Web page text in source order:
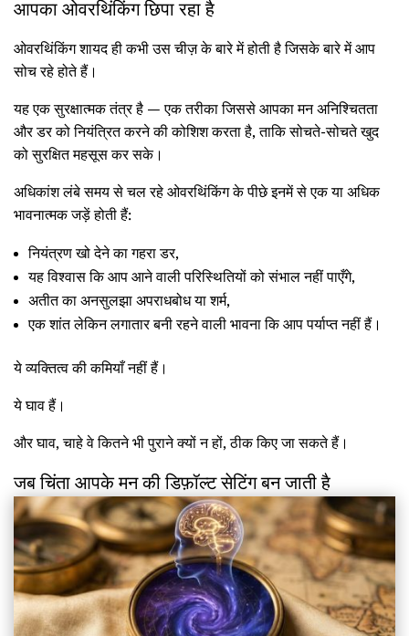
आपका ओवरथिंकिंग छिपा रहा है
ओवरथिंकिंग शायद ही कभी उस चीज़ के बारे में होती है जिसके बारे में आप
सोच रहे होते हैं।
यह एक सुरक्षात्मक तंत्र है — एक तरीका जिससे आपका मन अनिश्चितता
और डर को नियंत्रित करने की कोशिश करता है, ताकि सोचते-सोचते खुद
को सुरक्षित महसूस कर सके।
अधिकांश लंबे समय से चल रहे ओवरथिंकिंग के पीछे इनमें से एक या अधिक
भावनात्मक जड़ें होती हैं:
नियंत्रण खो देने का गहरा डर,
यह विश्वास कि आप आने वाली परिस्थितियों को संभाल नहीं पाएँगे,
अतीत का अनसुलझा अपराधबोध या शर्म,
एक शांत लेकिन लगातार बनी रहने वाली भावना कि आप पर्याप्त नहीं हैं।
ये व्यक्तित्व की कमियाँ नहीं हैं।
ये घाव हैं।
और घाव, चाहे वे कितने भी पुराने क्यों न हों, ठीक किए जा सकते हैं।
जब चिंता आपके मन की डिफ़ॉल्ट सेटिंग बन जाती है